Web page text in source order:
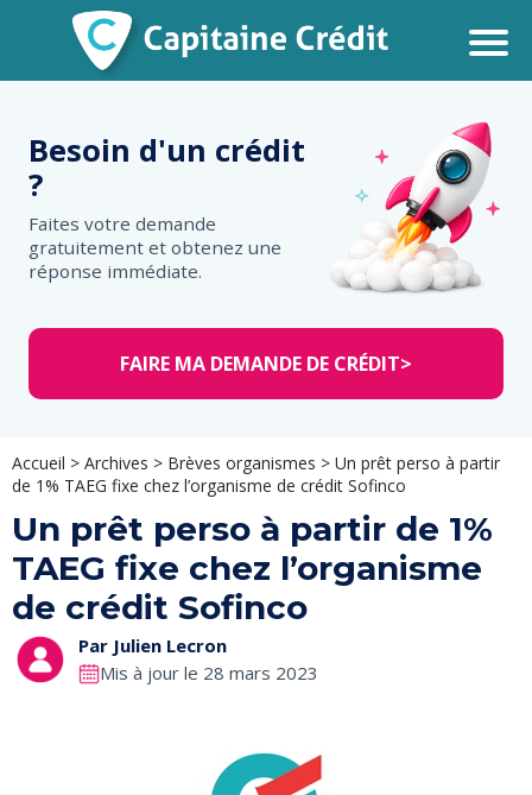
Besoin d'un crédit
?
Faites votre demande
gratuitement et obtenez une
réponse immédiate.
FAIRE MA DEMANDE DE CRÉDIT>
Accueil > Archives > Brèves organismes > Un prêt perso à partir
de 1% TAEG fixe chez l’organisme de crédit Sofinco
Un prêt perso à partir de 1%
TAEG fixe chez l’organisme
de crédit Sofinco
Par Julien Lecron
Mis à jour le 28 mars 2023